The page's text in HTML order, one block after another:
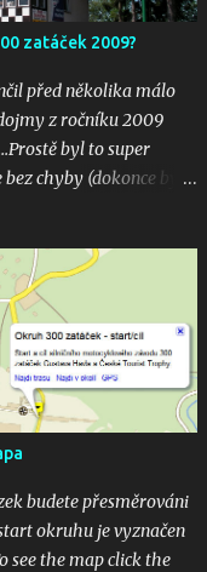
zatáček 2009?
před několika málo
z ročníku 2009
byl to super
chyby (dokonce bylo
pokud vím a hlavně
v několika
videa ? Pošlete mi
a
budou uveřejněny na
A jak se líbily Zatáčky
budete přesměrováni
okruhu je vyznačen
see the map click the